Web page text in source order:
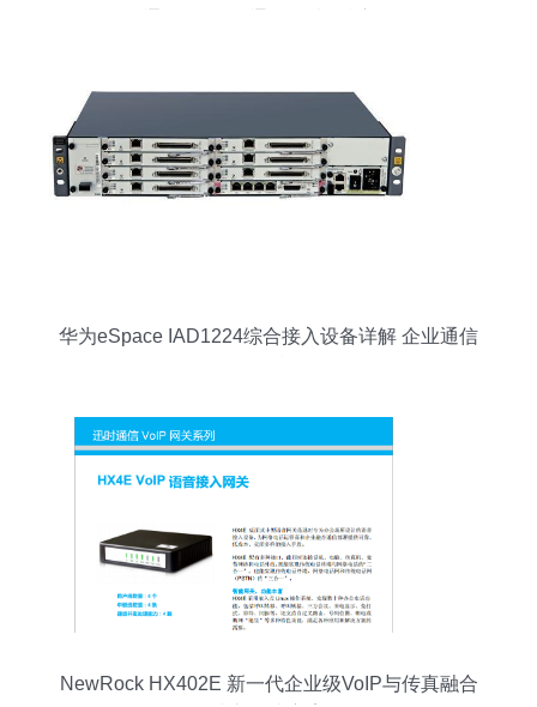
华为eSpace IAD1224综合接入设备详解 企业通信
NewRock HX402E 新一代企业级VoIP与传真融合